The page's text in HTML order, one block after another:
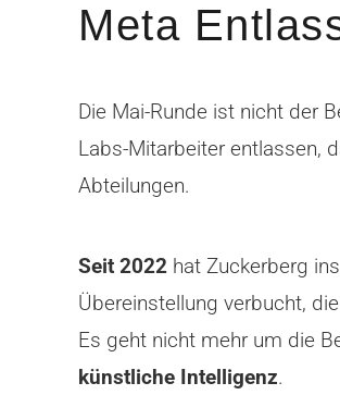
Meta
Die Mai-Runde ist nicht der
Labs-Mitarbeiter entlassen,
Abteilungen.
Seit 2022 hat Zuckerberg
Übereinstellung verbucht,
Es geht nicht mehr um die
künstliche Intelligenz.